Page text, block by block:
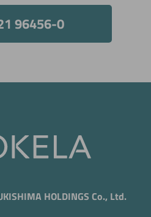
96456-0
HOLDINGS Co., Ltd.